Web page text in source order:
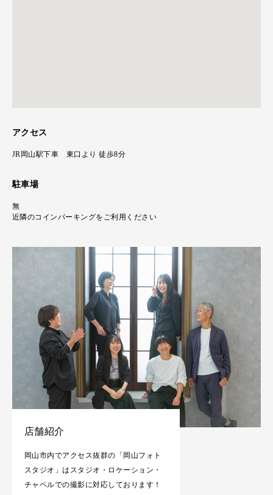
アクセス
JR岡山駅下車 東口より 徒歩8分
駐車場
無
近隣のコインパーキングをご利用ください
店舗紹介
岡山市内でアクセス抜群の「岡山フォト
スタジオ」はスタジオ・ロケーション・
チャペルでの撮影に対応しております！